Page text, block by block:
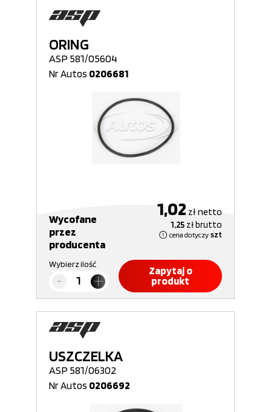
ORING
ASP 581/05604
Nr Autos 0206681
Wycofane
przez
producenta
1,02 złnetto
1,25 złbrutto
cena dotyczy szt
Wybierz ilość
Zapytaj o
produkt
USZCZELKA
ASP 581/06302
Nr Autos 0206692